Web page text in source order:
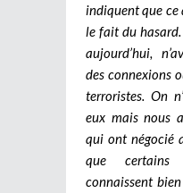
indiquent que ce
le fait du
aujourd’hui,
des connexions
terroristes. On
eux mais nous
qui ont négocié
que
connaissent